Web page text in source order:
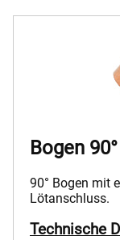
Bogen
90° Bogen mit
Lötanschluss.
Technische